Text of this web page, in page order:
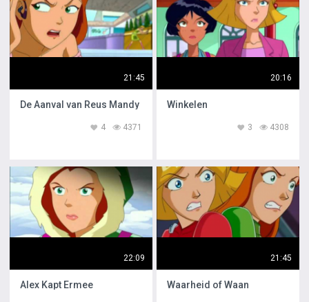
21:45
De Aanval van Reus Mandy
4371
4
20:16
Winkelen
4308
3
22:09
Alex Kapt Ermee
21:45
Waarheid of Waan